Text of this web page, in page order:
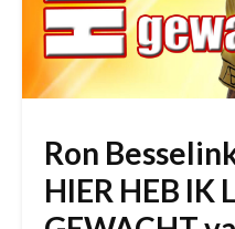
Ron
HIER HEB IK